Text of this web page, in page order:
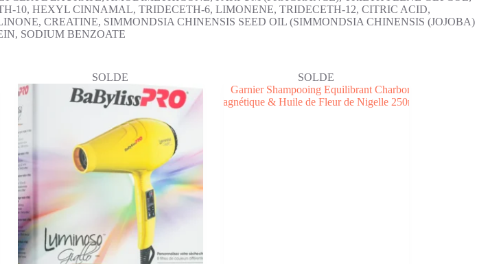
10, HEXYL CINNAMAL, TRIDECETH-6, LIMONENE, TRIDECETH-12, CITRIC ACID,
CREATINE, SIMMONDSIA CHINENSIS SEED OIL (SIMMONDSIA CHINENSIS (JOJOBA)
SODIUM BENZOATE
SOLDE SOLDE